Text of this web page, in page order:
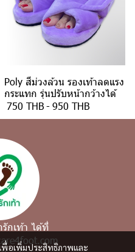
Poly สีม่วงล้วน รองเท้าลดแรง
กระแทก รุ่นปรับหน้ากว้างได้
750 THB-950 THB
พื่อเพิ่มประสิทธิภาพและ
กเท้า ได้ที่